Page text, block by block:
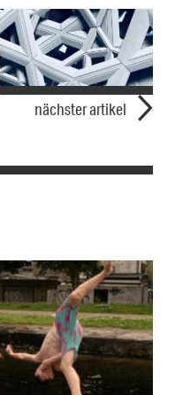
nächster artikel